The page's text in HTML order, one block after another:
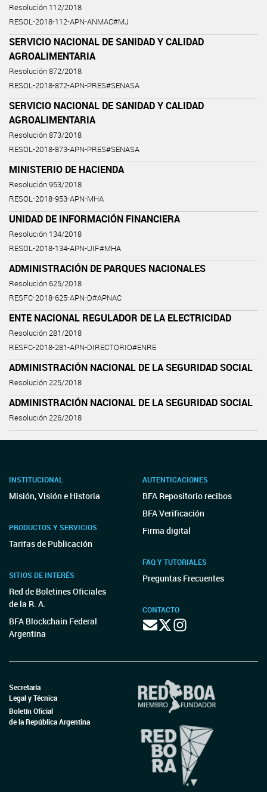
Resolución 112/2018
RESOL-2018-112-APN-ANMAC#MJ
SERVICIO NACIONAL DE SANIDAD Y CALIDAD
AGROALIMENTARIA
Resolución 872/2018
RESOL-2018-872-APN-PRES#SENASA
SERVICIO NACIONAL DE SANIDAD Y CALIDAD
AGROALIMENTARIA
Resolución 873/2018
RESOL-2018-873-APN-PRES#SENASA
MINISTERIO DE HACIENDA
Resolución 953/2018
RESOL-2018-953-APN-MHA
UNIDAD DE INFORMACIÓN FINANCIERA
Resolución 134/2018
RESOL-2018-134-APN-UIF#MHA
ADMINISTRACIÓN DE PARQUES NACIONALES
Resolución 625/2018
RESFC-2018-625-APN-D#APNAC
ENTE NACIONAL REGULADOR DE LA ELECTRICIDAD
Resolución 281/2018
RESFC-2018-281-APN-DIRECTORIO#ENRE
ADMINISTRACIÓN NACIONAL DE LA SEGURIDAD SOCIAL
Resolución 225/2018
ADMINISTRACIÓN NACIONAL DE LA SEGURIDAD SOCIAL
Resolución 226/2018
INSTITUCIONAL
Misión, Visión e Historia
PRODUCTOS Y SERVICIOS
Tarifas de Publicación
SITIOS DE INTERÉS
Red de Boletines Oficiales
de la R. A.
BFA Blockchain Federal
Argentina
AUTENTICACIONES
BFA Repositorio recibos
BFA Verificación
Firma digital
FAQ Y TUTORIALES
Preguntas Frecuentes
CONTACTO
Secretaría
Legal y Técnica
Boletín Oficial
de la República Argentina